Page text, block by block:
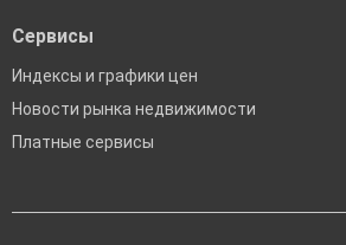
Сервисы
Индексы и графики цен
Новости рынка недвижимости
Платные сервисы